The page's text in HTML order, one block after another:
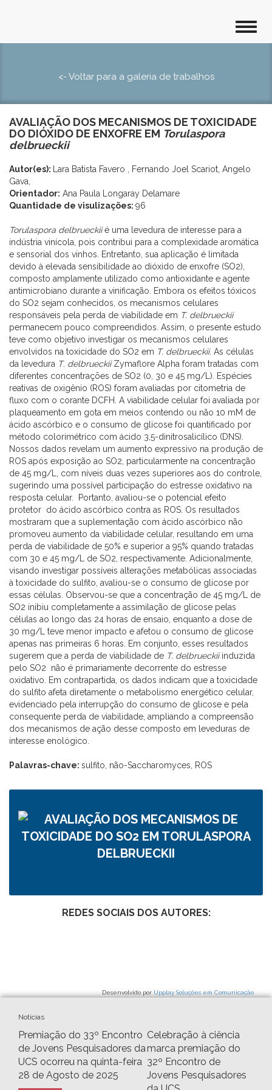
<- Voltar para a galeria de trabalhos
AVALIAÇÃO DOS MECANISMOS DE TOXICIDADE
DO DIÓXIDO DE ENXOFRE EM Torulaspora
delbrueckii
Autor(es):
Lara Batista Favero , Fernando Joel Scariot, Angelo
Gava,
Orientador: Ana Paula Longaray Delamare
Quantidade de visulizações: 96
Torulaspora delbrueckiié uma levedura de interesse para a
indústria vinícola, pois contribui para a complexidade aromática
e sensorial dos vinhos. Entretanto, sua aplicação é limitada
devido à elevada sensibilidade ao dióxido de enxofre (SO2),
composto amplamente utilizado como antioxidante e agente
antimicrobiano durante a vinificação. Embora os efeitos tóxicos
do SO2 sejam conhecidos, os mecanismos celulares
responsáveis pela perda de viabilidade em T. delbrueckii
permanecem pouco compreendidos. Assim, o presente estudo
teve como objetivo investigar os mecanismos celulares
envolvidos na toxicidade do SO2 em T. delbrueckii. As células
da levedura T. delbrueckiiZymaflore Alpha foram tratadas com
diferentes concentrações de SO2 (0, 30 e 45 mg/L). Espécies
reativas de oxigênio (ROS) foram avaliadas por citometria de
fluxo com o corante DCFH. A viabilidade celular foi avaliada por
plaqueamento em gota em meios contendo ou não 10 mM de
ácido ascórbico e o consumo de glicose foi quantificado por
método colorimétrico com ácido 3,5-dinitrosalicílico (DNS).
Nossos dados revelam um aumento expressivo na produção de
ROS após exposição ao SO2, particularmente na concentração
de 45 mg/L, com níveis duas vezes superiores aos do controle,
sugerindo uma possível participação do estresse oxidativo na
resposta celular. Portanto, avaliou-se o potencial efeito
protetor do ácido ascórbico contra as ROS. Os resultados
mostraram que a suplementação com ácido ascórbico não
promoveu aumento da viabilidade celular, resultando em uma
perda de viabilidade de 50% e superior a 95% quando tratadas
com 30 e 45 mg/L de SO2, respectivamente. Adicionalmente,
visando investigar possíveis alterações metabólicas associadas
à toxicidade do sulfito, avaliou-se o consumo de glicose por
essas células. Observou-se que a concentração de 45 mg/L de
SO2 inibiu completamente a assimilação de glicose pelas
células ao longo das 24 horas de ensaio, enquanto a dose de
30 mg/L teve menor impacto e afetou o consumo de glicose
apenas nas primeiras 6 horas. Em conjunto, esses resultados
sugerem que a perda de viabilidade de T. delbrueckiiinduzida
pelo SO2 não é primariamente decorrente do estresse
oxidativo. Em contrapartida, os dados indicam que a toxicidade
do sulfito afeta diretamente o metabolismo energético celular,
evidenciado pela interrupção do consumo de glicose e pela
consequente perda de viabilidade, ampliando a compreensão
dos mecanismos de ação desse composto em leveduras de
interesse enológico.
Palavras-chave: sulfito, não-Saccharomyces, ROS
REDES SOCIAIS DOS AUTORES:
Desenvolvido por Upplay Soluções em Comunicação
Notícias
Premiação do 33º Encontro
de Jovens Pesquisadores da
UCS ocorreu na quinta-feira
28 de Agosto de 2025
Celebração à ciência
marca premiação do
32º Encontro de
Jovens Pesquisadores